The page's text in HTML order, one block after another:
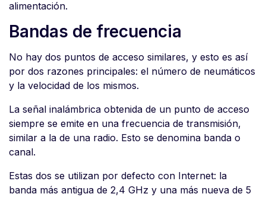
alimentación.
Bandas de frecuencia
No hay dos puntos de acceso similares, y esto es así
por dos razones principales: el número de neumáticos
y la velocidad de los mismos.
La señal inalámbrica obtenida de un punto de acceso
siempre se emite en una frecuencia de transmisión,
similar a la de una radio. Esto se denomina banda o
canal.
Estas dos se utilizan por defecto con Internet: la
banda más antigua de 2,4 GHz y una más nueva de 5